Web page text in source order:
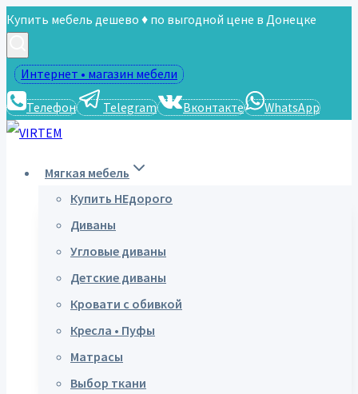
Перейти
содержимому
Купить мебель дешево ♦ по выгодной цене в Донецке
Интернет • магазин мебели
Телефон Telegram Вконтакте WhatsApp
Мягкая мебель
Купить НЕдорого
Диваны
Угловые диваны
Детские диваны
Кровати с обивкой
Кресла • Пуфы
Матрасы
Выбор ткани